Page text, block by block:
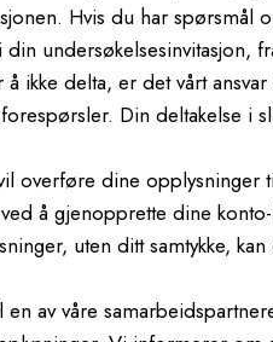
Hvis du har spørsmål
din
å ikke delta, er det vårt
Din deltakelse
overføre dine opplysninger
å gjenopprette dine
uten ditt samtykke,
av våre